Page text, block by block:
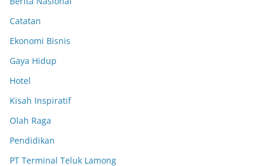
Catatan
Ekonomi Bisnis
Gaya Hidup
Hotel
Kisah Inspiratif
Olah Raga
Pendidikan
PT Terminal Teluk Lamong